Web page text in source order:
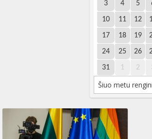
3 4 5
10 11 12
17 18 19
24 25 26
31 1 2
Šiuo metu